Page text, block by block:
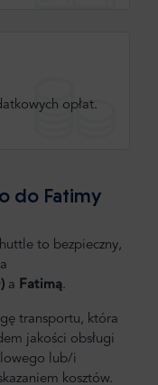
opłat.
do Fatimy
to bezpieczny,
a Fatimą.
transportu, która
jakości obsługi
lub/i
kosztów.